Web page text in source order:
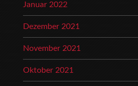
Januar 2022
Dezember 2021
November 2021
Oktober 2021